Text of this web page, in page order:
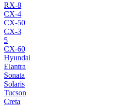
RX-8
CX-4
CX-50
CX-3
5
CX-60
Hyundai
Elantra
Sonata
Solaris
Tucson
Creta